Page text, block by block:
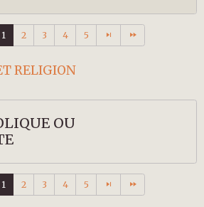
1 2 3 4 5
OU
1 2 3 4 5